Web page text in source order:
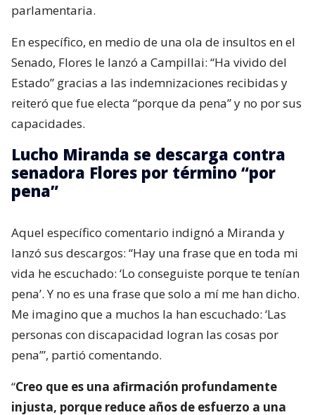
parlamentaria.
En específico, en medio de una ola de insultos en el
Senado, Flores le lanzó a Campillai: “Ha vivido del
Estado” gracias a las indemnizaciones recibidas y
reiteró que fue electa “porque da pena” y no por sus
capacidades.
Lucho Miranda se descarga contra
senadora Flores por término “por
pena”
Aquel específico comentario indignó a Miranda y
lanzó sus descargos: “Hay una frase que en toda mi
vida he escuchado: ‘Lo conseguiste porque te tenían
pena’. Y no es una frase que solo a mí me han dicho.
Me imagino que a muchos la han escuchado: ‘Las
personas con discapacidad logran las cosas por
pena’”, partió comentando.
“Creo que es una afirmación profundamente
injusta, porque reduce años de esfuerzo a una